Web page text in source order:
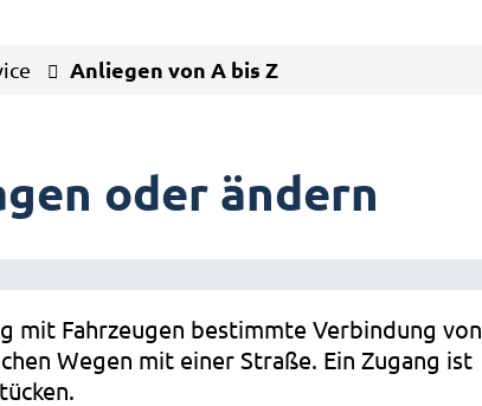
Anliegen von A bis Z
oder ändern
mit Fahrzeugen bestimmte Verbindung von
Wegen mit einer Straße. Ein Zugang ist